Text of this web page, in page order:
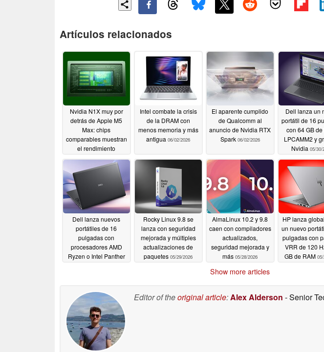
Artículos relacionados
Nvidia N1X muy por
detrás de Apple M5
Max: chips
comparables muestran
el rendimiento
06/03/2026
Intel combate la crisis
de la DRAM con
menos memoria y más
antigua 06/02/2026
El aparente cumplido
de Qualcomm al
anuncio de Nvidia RTX
Spark 06/02/2026
Dell lanza un
portátil de 16
con 64 GB de
LPCAMM2 y
Nvidia 05/30/
Dell lanza nuevos
portátiles de 16
pulgadas con
procesadores AMD
Ryzen o Intel Panther
Rocky Linux 9.8 se
lanza con seguridad
mejorada y múltiples
actualizaciones de
paquetes 05/29/2026
AlmaLinux 10.2 y 9.8
caen con compiladores
actualizados,
seguridad mejorada y
más 05/28/2026
HP lanza
un nuevo
pulgadas con
VRR de 120
GB de RAM
Show more articles
Editor of theoriginal article:Alex Alderson - Senior